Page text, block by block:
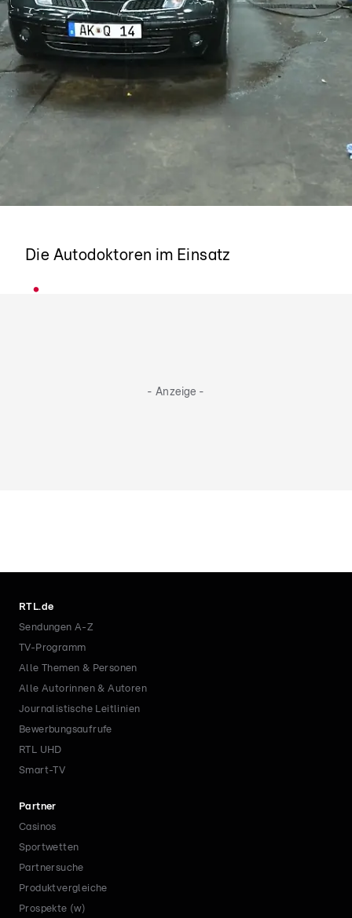
Die Autodoktoren im Einsatz
- Anzeige -
RTL.de
Sendungen A-Z
TV-Programm
Alle Themen & Personen
Alle Autorinnen & Autoren
Journalistische Leitlinien
Bewerbungsaufrufe
RTL UHD
Smart-TV
Partner
Casinos
Sportwetten
Partnersuche
Produktvergleiche
Prospekte (w)